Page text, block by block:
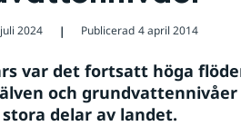
2024 ❘ Publicerad 4 april 2014
var det fortsatt höga
och
delar av landet.